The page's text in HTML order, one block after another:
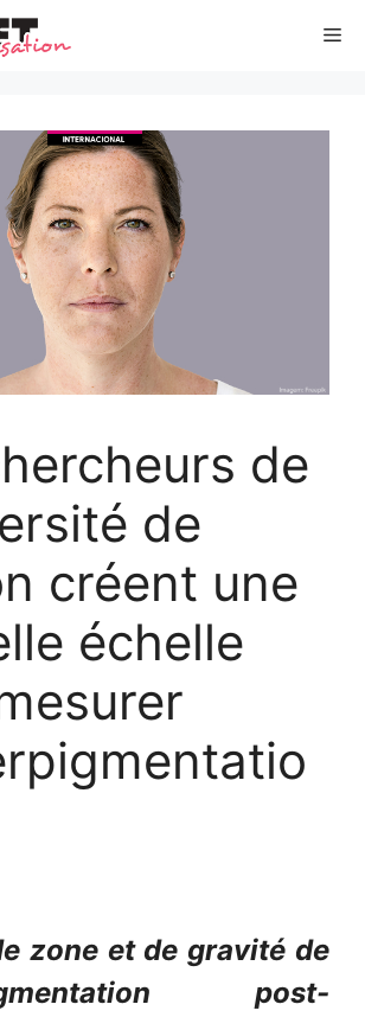
de
de
créent une
échelle
zone et de gravité de
post-